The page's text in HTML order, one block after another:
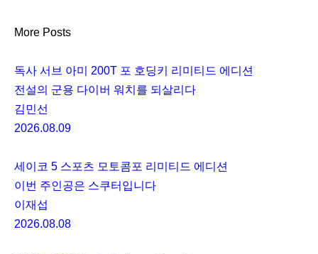
More Posts
독사 서브 아미 200T 포 호딩키 리미티드 에디션
전설의 군용 다이버 워치를 되살리다
김민선
2026.08.09
세이코 5 스포츠 모토콤포 리미티드 에디션
이번 주인공은 스쿠터입니다
이재섭
2026.08.08